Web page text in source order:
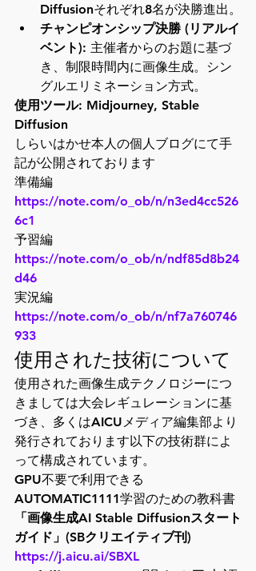
Diffusionそれぞれ8名が決勝進出。
チャンピオンシップ決勝 (リアルイ
ベント): 主催者からのお題に基づ
き、制限時間内に画像生成。シン
グルエリミネーション方式。
使用ツール: Midjourney, Stable
Diffusion
しらいはかせ本人の個人ブログにて手
記が公開されております
準備編
https://note.com/o_ob/n/n3ed4cc526
6c1
予習編
https://note.com/o_ob/n/ndf85d8b24
d46
実況編
https://note.com/o_ob/n/nf7a760746
933
使用された技術について
使用された画像生成テクノロジーにつ
きましては大会レギュレーションに基
づき、多くはAICUメディア編集部より
発行されております以下の技術群によ
って構成されています。
GPU不要で利用できる
「画像生成AI Stable Diffusionスタート
ガイド」(SBクリエイティブ刊)
https://j.aicu.ai/SBXL